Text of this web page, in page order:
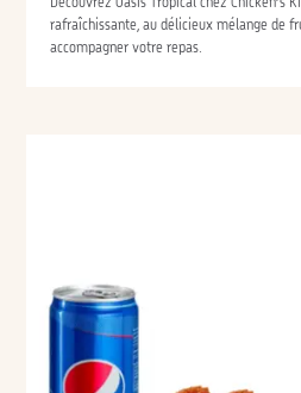
Découvrez Oasis Tropical chez Chicken’s
rafraîchissante, au délicieux mélange de
accompagner votre repas.